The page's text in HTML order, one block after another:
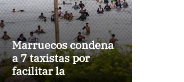
Marruecos condena
a 7 taxistas por
facilitar la